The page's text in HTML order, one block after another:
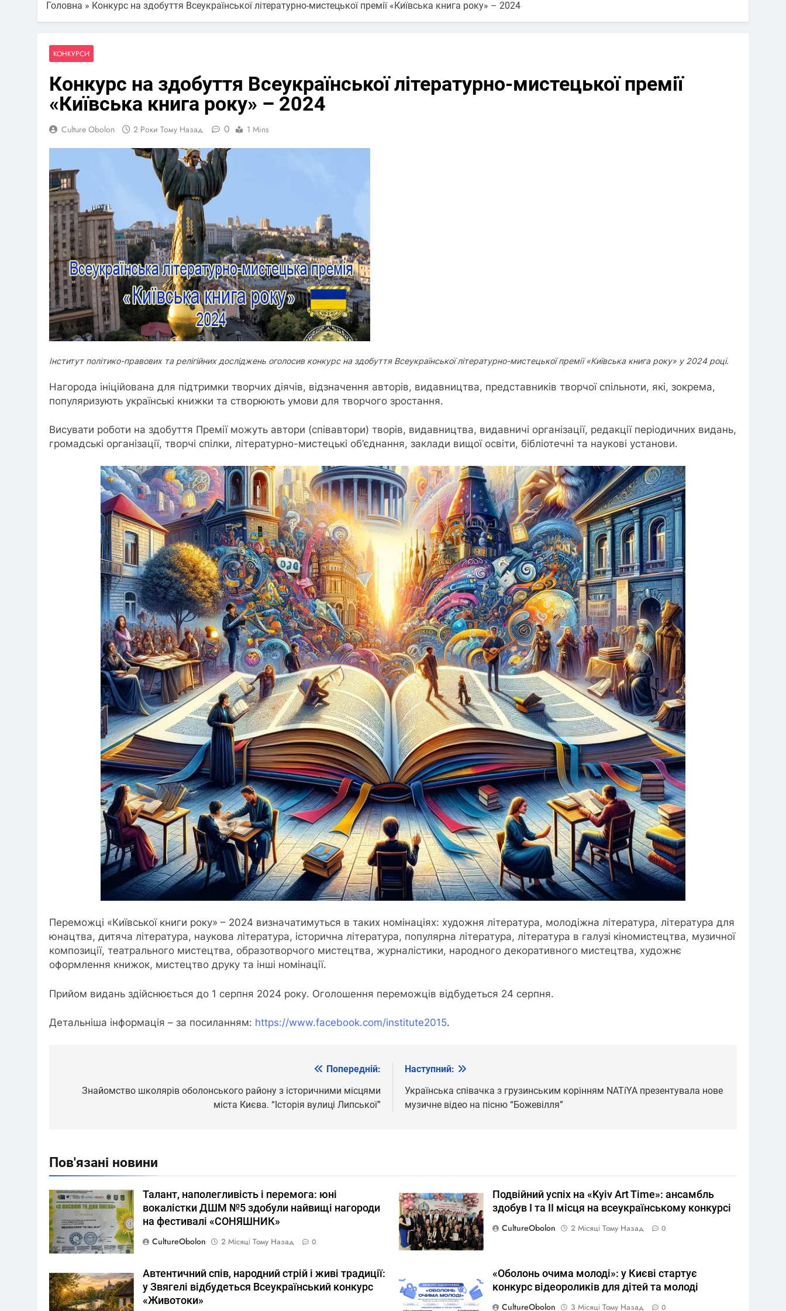
Головна » Конкурс на здобуття Всеукраїнської літературно-мистецької премії «Київська книга року» – 2024
КОНКУРСИ
Конкурс на здобуття Всеукраїнської літературно-мистецької премії
«Київська книга року» – 2024
Culture Obolon 2 Роки Тому Назад 0 1 Mins
Інститут політико-правових та релігійних досліджень оголосив конкурс на здобуття Всеукраїнської літературно-мистецької премії «Київська книга року» у 2024 році.
Нагорода ініційована для підтримки творчих діячів, відзначення авторів, видавництва, представників творчої спільноти, які, зокрема,
популяризують українські книжки та створюють умови для творчого зростання.
Висувати роботи на здобуття Премії можуть автори (співавтори) творів, видавництва, видавничі організації, редакції періодичних видань,
громадські організації, творчі спілки, літературно-мистецькі об’єднання, заклади вищої освіти, бібліотечні та наукові установи.
Переможці «Київської книги року» – 2024 визначатимуться в таких номінаціях: художня література, молодіжна література, література для
юнацтва, дитяча література, наукова література, історична література, популярна література, література в галузі кіномистецтва, музичної
композиції, театрального мистецтва, образотворчого мистецтва, журналістики, народного декоративного мистецтва, художнє
оформлення книжок, мистецтво друку та інші номінації.
Прийом видань здійснюється до 1 серпня 2024 року. Оголошення переможців відбудеться 24 серпня.
Детальніша інформація – за посиланням: https://www.facebook.com/institute2015.
записів
Попередній:
Знайомство школярів оболонського району з історичними місцями
міста Києва. “Історія вулиці Липської”
Наступний:
Українська співачка з грузинським корінням NATíYA презентувала нове
музичне відео на пісню “Божевілля”
Пов'язані новини
Талант, наполегливість і перемога: юні
вокалістки ДШМ №5 здобули найвищі нагороди
на фестивалі «СОНЯШНИК»
CultureObolon
2 Місяці Тому Назад 0
Подвійний успіх на «Kyiv Art Time»: ансамбль
здобув І та ІІ місця на всеукраїнському конкурсі
CultureObolon
2 Місяці Тому Назад 0
Автентичний спів, народний стрій і живі традиції:
у Звягелі відбудеться Всеукраїнський конкурс
«Животоки»
«Оболонь очима молоді»: у Києві стартує
конкурс відеороликів для дітей та молоді
CultureObolon
3 Місяці Тому Назад 0